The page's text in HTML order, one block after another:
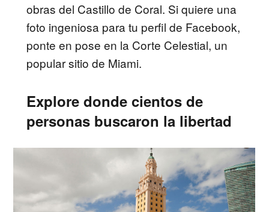
obras del Castillo de Coral. Si quiere una
foto ingeniosa para tu perfil de Facebook,
ponte en pose en la Corte Celestial, un
popular sitio de Miami.
Explore donde cientos de
personas buscaron la libertad